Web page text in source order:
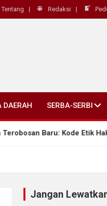
Tentang Redaksi
DAERAH SERBA-SERBI
Kode Etik Hakim hingga
Jangan